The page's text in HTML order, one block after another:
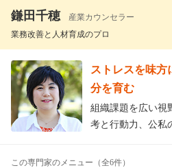
鎌田千穂
産業カウンセラー
業務改善と人材育成のプロ
ストレスを味方
分を育む
組織課題を広い視
考と行動力、公私
この専門家のメニュー（全6件）